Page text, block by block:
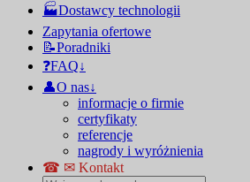
🏭Dostawcy technologii
Zapytania ofertowe
📝Poradniki
❓FAQ↓
👤O nas↓
informacje o firmie
certyfikaty
referencje
nagrody i wyróżnienia
☎ ✉ Kontakt